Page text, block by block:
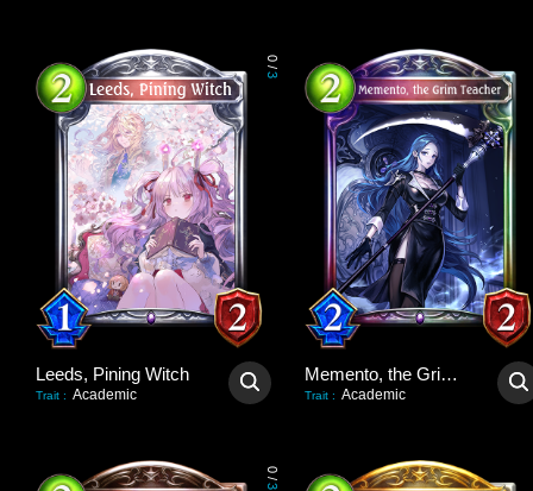
0
/
3
Leeds, Pining Witch
Trait : Academic
Memento, the Grim Teacher
Trait : Academic
0
/
3